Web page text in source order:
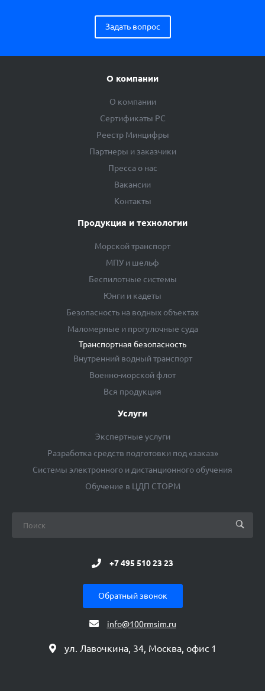
Задать вопрос
О компании
О компании
Сертификаты РС
Реестр Минцифры
Партнеры и заказчики
Пресса о нас
Вакансии
Контакты
Продукция и технологии
Морской транспорт
МПУ и шельф
Беспилотные системы
Юнги и кадеты
Безопасность на водных объектах
Маломерные и прогулочные суда
Транспортная безопасность
Внутренний водный транспорт
Военно-морской флот
Вся продукция
Услуги
Экспертные услуги
Разработка средств подготовки под «заказ»
Системы электронного и дистанционного обучения
Обучение в ЦДП СТОРМ
+7 495 510 23 23
Обратный звонок
info@100rmsim.ru
ул. Лавочкина, 34, Москва, офис 1